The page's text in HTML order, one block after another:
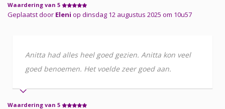
Waardering van 5
Geplaatst door Eleni op dinsdag 12 augustus 2025 om 10u57
Anitta had alles heel goed gezien. Anitta kon veel
goed benoemen. Het voelde zeer goed aan.
Waardering van 5